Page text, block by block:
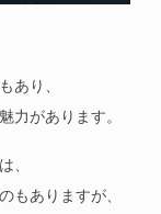
あり、
力があります。
、
もありますが、